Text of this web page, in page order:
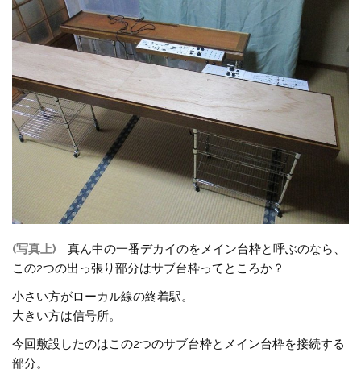
(写真上)
真ん中の一番デカイのをメイン台枠と呼ぶのなら、
この2つの出っ張り部分はサブ台枠ってところか？
小さい方がローカル線の終着駅。
大きい方は信号所。
今回敷設したのはこの2つのサブ台枠とメイン台枠を接続する
部分。